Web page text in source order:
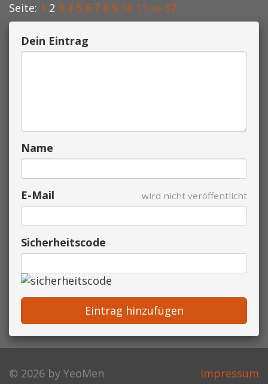
Seite: 1 2 3 4 5 6 7 8 9 10 11 »» 37
Dein Eintrag
Name
E-Mail wird nicht veröffentlicht
Sicherheitscode
Eintrag hinzufügen
© 2026 by YeoMen Impressum